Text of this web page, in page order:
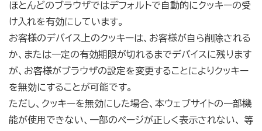
ほとんどのブラウザではデフォルトで自動的にクッキーの受
け入れを有効にしています。
お客様のデバイス上のクッキーは、お客様が自ら削除される
か、または一定の有効期限が切れるまでデバイスに残ります
が、お客様がブラウザの設定を変更することによりクッキー
を無効にすることが可能です。
ただし、クッキーを無効にした場合、本ウェブサイトの一部機
能が使用できない、一部のページが正しく表示されない、 等